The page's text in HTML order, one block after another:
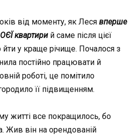
від моменту, як Леся вперше
квартири й саме після цієї
йти у краще річище. Почалося з
постійно працювати й
роботі, це помітило
її підвищенням.
житті все покращилось, бо
Жив він на орендованій